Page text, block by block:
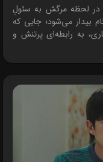
لحظه مرگش به سئولِ
بیدار می‌شود؛ جایی که
به رابطه‌ای پرتنش و